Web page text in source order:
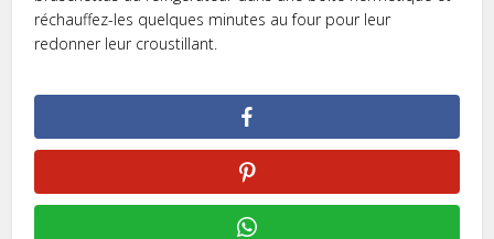
réchauffez-les quelques minutes au four pour leur
redonner leur croustillant.